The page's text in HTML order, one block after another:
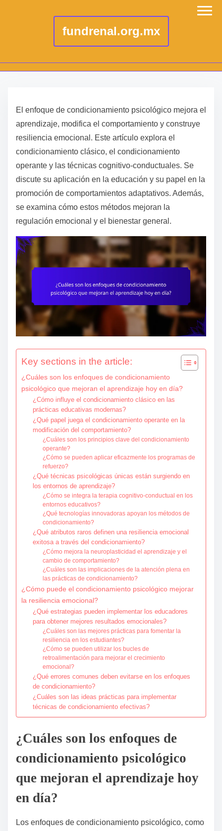
fundrenal.org.mx
El enfoque de condicionamiento psicológico mejora el
aprendizaje, modifica el comportamiento y construye
resiliencia emocional. Este artículo explora el
condicionamiento clásico, el condicionamiento
operante y las técnicas cognitivo-conductuales. Se
discute su aplicación en la educación y su papel en la
promoción de comportamientos adaptativos. Además,
se examina cómo estos métodos mejoran la
regulación emocional y el bienestar general.
Key sections in the article:
¿Cuáles son los enfoques de condicionamiento
psicológico que mejoran el aprendizaje hoy en día?
¿Cómo influye el condicionamiento clásico en las
prácticas educativas modernas?
¿Qué papel juega el condicionamiento operante en la
modificación del comportamiento?
¿Cuáles son los principios clave del condicionamiento
operante?
¿Cómo se pueden aplicar eficazmente los programas de
refuerzo?
¿Qué técnicas psicológicas únicas están surgiendo en
los entornos de aprendizaje?
¿Cómo se integra la terapia cognitivo-conductual en los
entornos educativos?
¿Qué tecnologías innovadoras apoyan los métodos de
condicionamiento?
¿Qué atributos raros definen una resiliencia emocional
exitosa a través del condicionamiento?
¿Cómo mejora la neuroplasticidad el aprendizaje y el
cambio de comportamiento?
¿Cuáles son las implicaciones de la atención plena en
las prácticas de condicionamiento?
¿Cómo puede el condicionamiento psicológico mejorar
la resiliencia emocional?
¿Qué estrategias pueden implementar los educadores
para obtener mejores resultados emocionales?
¿Cuáles son las mejores prácticas para fomentar la
resiliencia en los estudiantes?
¿Cómo se pueden utilizar los bucles de
retroalimentación para mejorar el crecimiento
emocional?
¿Qué errores comunes deben evitarse en los enfoques
de condicionamiento?
¿Cuáles son las ideas prácticas para implementar
técnicas de condicionamiento efectivas?
¿Cuáles son los enfoques de
condicionamiento psicológico
que mejoran el aprendizaje hoy
en día?
Los enfoques de condicionamiento psicológico, como